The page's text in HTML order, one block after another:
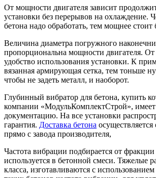
От мощности двигателя зависит
установки без перерывов на охлаждение.
бетона надо обработать, тем мощнее стоит
Величина диаметра погружного
пропорциональна мощности двигателя. От
удобство использования установки. К
вязанная армирующая сетка, тем тоньше
чтобы не задеть металл, и наоборот.
Глубинный вибратор для бетона, купить
компании «МодульКомплектСтрой»,
документацию. На все установки
гарантия. Доставка бетона
прямо с завода производителя,
Частота вибрации подбирается от
используется в бетонной смеси. Тяжелые
класса, изготавливаются с